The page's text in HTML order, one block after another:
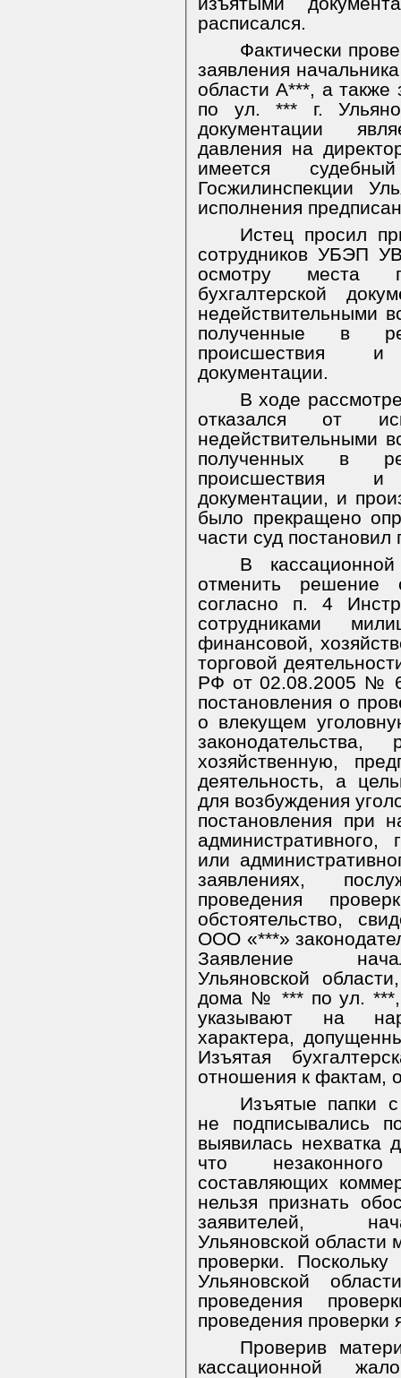
расписался.
Фактически
заявления
области А***, а
по ул. *** г.
документации
давления на
имеется
Госжилинспекции
исполнения
Истец просил
сотрудников УБЭП
осмотру места
бухгалтерской
недействительными
полученные в
происшествия и
документации.
В ходе
отказался от
недействительными
полученных в
происшествия и
документации, и
было прекращено
части суд
В
отменить
согласно п. 4
сотрудниками
финансовой,
торговой
РФ от 02.08.2005 №
постановления о
о влекущем
законодательства,
хозяйственную,
деятельность, а
для возбуждения
постановления при
административного,
или
заявлениях,
проведения
обстоятельство,
ООО «***»
Заявление
Ульяновской
дома № *** по ул. ***,
указывают на
характера,
Изъятая
отношения к фактам,
Изъятые папки
не подписывались
выявилась нехватка
что
составляющих
нельзя признать
заявителей,
Ульяновской области
проверки.
Ульяновской
проведения
проведения проверки
Проверив
кассационной